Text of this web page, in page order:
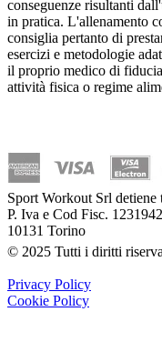
conseguenze risultanti
in pratica. L'allenamento
consiglia pertanto di
esercizi e metodologie
il proprio medico di
attività fisica o regime
Sport Workout Srl
P. Iva e Cod Fisc.
10131 Torino
© 2025 Tutti i diritti
Privacy Policy
Cookie Policy